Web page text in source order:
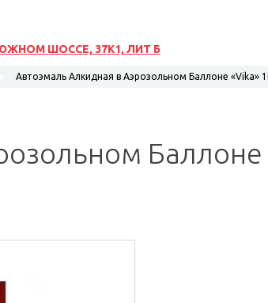
Автоэмаль Алкидная в Аэрозольном Баллоне «Vika»
Баллоне